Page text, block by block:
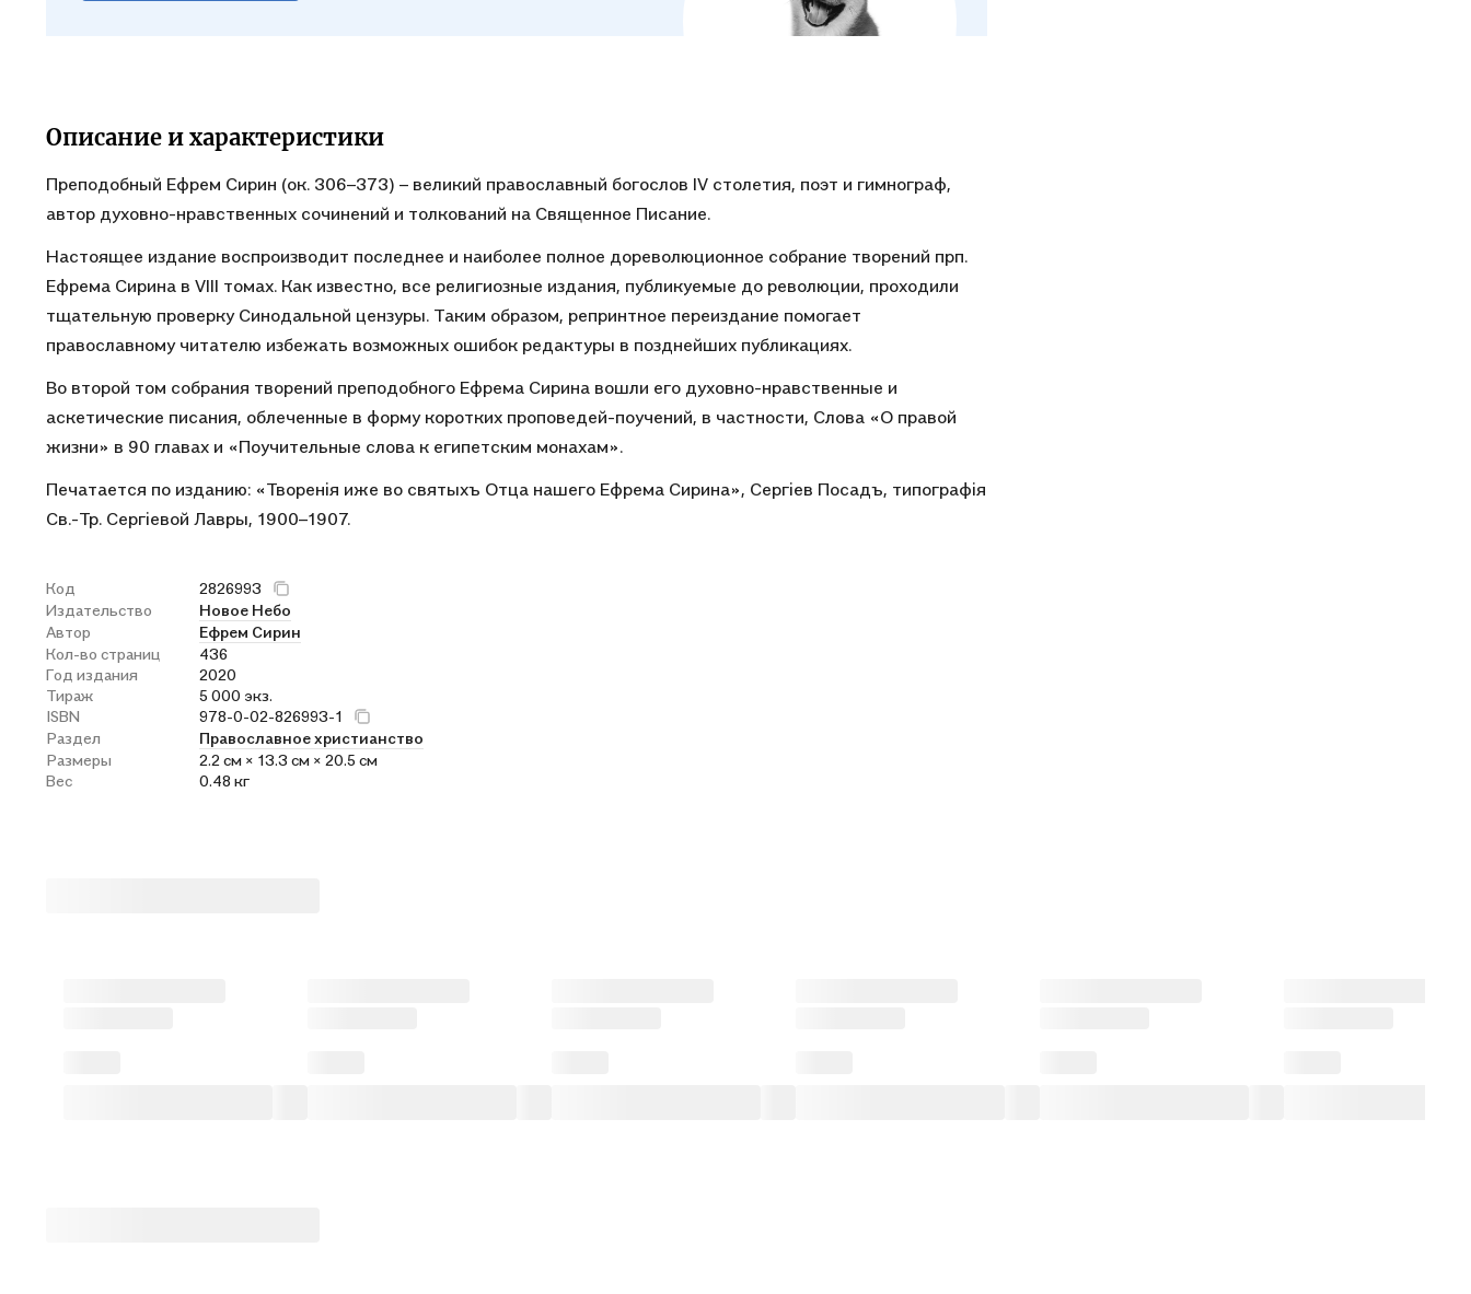
Описание и характеристики
Преподобный Ефрем Сирин (ок. 306–373) – великий православный богослов IV столетия, поэт и гимнограф,
автор духовно-нравственных сочинений и толкований на Священное Писание.
Настоящее издание воспроизводит последнее и наиболее полное дореволюционное собрание творений прп.
Ефрема Сирина в VIII томах. Как известно, все религиозные издания, публикуемые до революции, проходили
тщательную проверку Синодальной цензуры. Таким образом, репринтное переиздание помогает
православному читателю избежать возможных ошибок редактуры в позднейших публикациях.
Во второй том собрания творений преподобного Ефрема Сирина вошли его духовно-нравственные и
аскетические писания, облеченные в форму коротких проповедей-поучений, в частности, Слова «О правой
жизни» в 90 главах и «Поучительные слова к египетским монахам».
Печатается по изданию: «Творенiя иже во святыхъ Отца нашего Ефрема Сирина», Сергiев Посадъ, типографiя
Св.-Тр. Сергiевой Лавры, 1900–1907.
Код
2826993
Издательство
Новое Небо
Автор
Ефрем Сирин
Кол-во страниц
436
Год издания
2020
Тираж
5 000 экз.
ISBN
978-0-02-826993-1
Раздел
Православное христианство
Размеры
2.2 см × 13.3 см × 20.5 см
Вес
0.48 кг